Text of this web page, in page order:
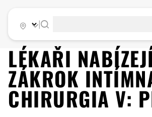
LÉKAŘI
ZÁKROK
CHIRURGIA V: